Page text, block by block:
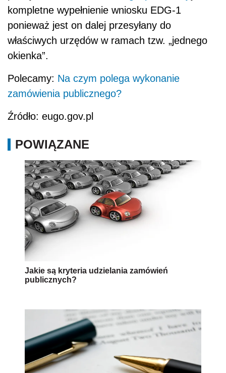
kompletne wypełnienie wniosku EDG-1
ponieważ jest on dalej przesyłany do
właściwych urzędów w ramach tzw. „jednego
okienka”.
Polecamy: Na czym polega wykonanie
zamówienia publicznego?
Źródło: eugo.gov.pl
POWIĄZANE
Jakie są kryteria udzielania zamówień
publicznych?